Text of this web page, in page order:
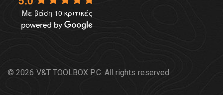
Με βάση 10 κριτικές
© 2026 V&T TOOLBOX P.C. All rights reserved.